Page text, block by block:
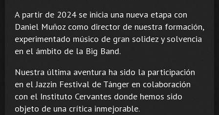
A partir de 2024 se inicia una nueva etapa con
Daniel Muñoz como director de nuestra formación,
experimentado músico de gran solidez y solvencia
en el ámbito de la Big Band.
Nuestra última aventura ha sido la participación
en el Jazzin Festival de Tánger en colaboración
con el Instituto Cervantes donde hemos sido
objeto de una crítica inmejorable.